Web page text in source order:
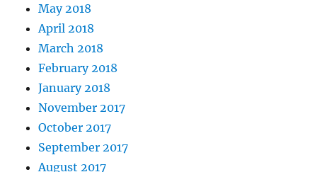
May 2018
April 2018
March 2018
February 2018
January 2018
November 2017
October 2017
September 2017
August 2017